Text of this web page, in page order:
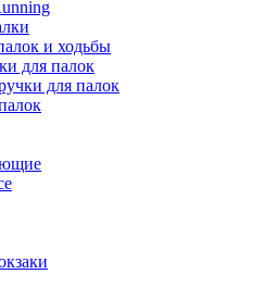
и ходьбы
для палок
для палок